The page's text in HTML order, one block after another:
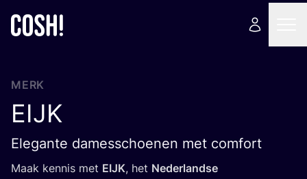
MERK
EIJK
Elegante damesschoenen met comfort
Maak ken­nis met EIJK, het Neder­land­se